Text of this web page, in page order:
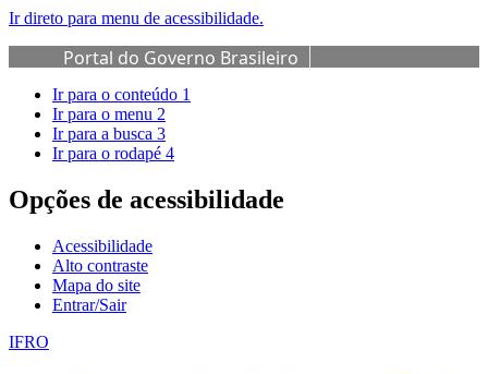
Ir direto para menu de acessibilidade.
Portal do Governo Brasileiro
Ir para o conteúdo 1
Ir para o menu 2
Ir para a busca 3
Ir para o rodapé 4
Opções de acessibilidade
Acessibilidade
Alto contraste
Mapa do site
Entrar/Sair
IFRO